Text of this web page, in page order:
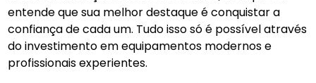
entende que sua melhor destaque é conquistar a
confiança de cada um. Tudo isso só é possível através
do investimento em equipamentos modernos e
profissionais experientes.